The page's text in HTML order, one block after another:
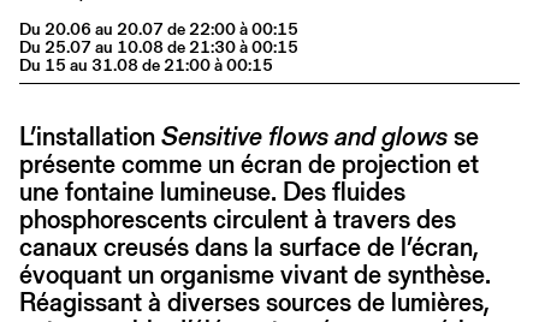
Du 20.06 au 20.07 de 22:00 à 00:15
Du 25.07 au 10.08 de 21:30 à 00:15
Du 15 au 31.08 de 21:00 à 00:15
L’installationSensitive flows and glowsse
présente comme un écran de projection et
une fontaine lumineuse. Des fluides
phosphorescents circulent à travers des
canaux creusés dans la surface de l’écran,
évoquant un organisme vivant de synthèse.
Réagissant à diverses sources de lumières,